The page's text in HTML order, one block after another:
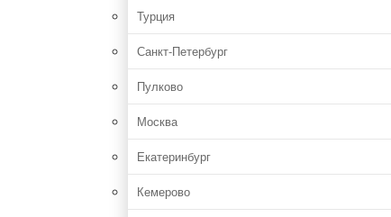
Турция
Санкт-Петербург
Пулково
Москва
Екатеринбург
Кемерово